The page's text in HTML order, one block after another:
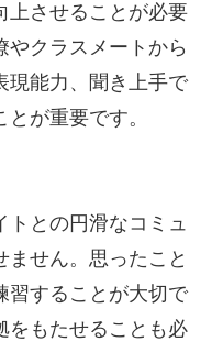
上させることが必要
やクラスメートから
現能力、聞き上手で
が重要です。
トとの円滑なコミュ
ません。思ったこと
習することが大切で
をもたせることも必